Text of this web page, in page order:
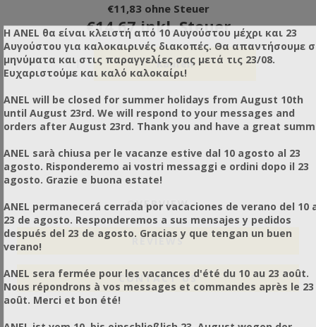
€11,83 ohne Steuer
€14,67 inkl. Steuer
OVERVIEW
REVIEWS
CONTACT US
Η ANEL θα είναι κλειστή από 10 Αυγούστου μέχρι και 23
Αυγούστου για καλοκαιρινές διακοπές. Θα απαντήσουμε
μηνύματα και στις παραγγελίες σας μετά τις 23/08.
Ευχαριστούμε και καλό καλοκαίρι!
ANEL will be closed for summer holidays from August 10th
until August 23rd. We will respond to your messages and
orders after August 23rd. Thank you and have a great
ANEL sarà chiusa per le vacanze estive dal 10 agosto al 23
agosto. Risponderemo ai vostri messaggi e ordini dopo il 23
agosto. Grazie e buona estate!
ANEL permanecerá cerrada por vacaciones de verano del 10
23 de agosto. Responderemos a sus mensajes y pedidos
después del 23 de agosto. Gracias y que tengan un buen
verano!
ANEL sera fermée pour les vacances d'été du 10 au 23 août.
Nous répondrons à vos messages et commandes après le 23
août. Merci et bon été!